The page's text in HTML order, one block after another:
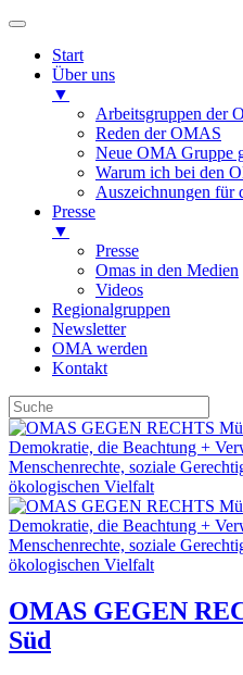
Start
Über uns
▼
Arbeitsgruppen der
Reden der OMAS
Neue OMA Gruppe
Warum ich bei den
Auszeichnungen für
Presse
▼
Presse
Omas in den Medien
Videos
Regionalgruppen
Newsletter
OMA werden
Kontakt
OMAS GEGEN
Süd